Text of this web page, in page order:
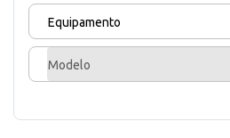
Equipamento
Modelo